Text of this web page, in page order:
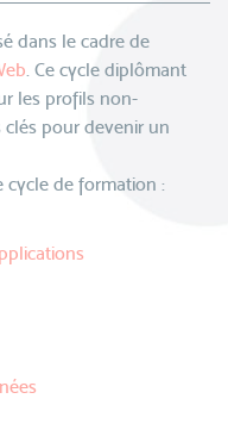
dans le cadre de
. Ce cycle diplômant
les profils non-
pour devenir un
cycle de formation :